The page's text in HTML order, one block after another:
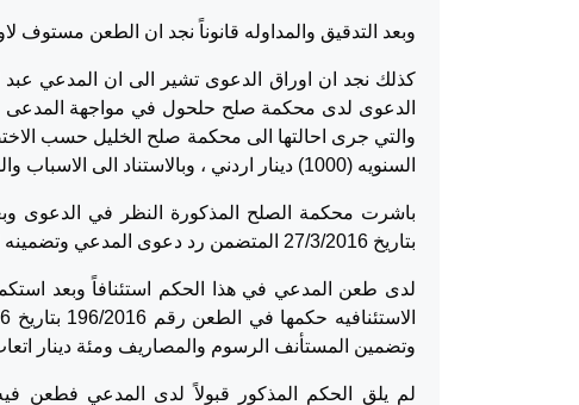
وبعد التدقيق والمداوله قانوناً نجد ان الطعن مستوف
كذلك نجد ان اوراق الدعوى تشير الى ان المدعي عبد
السنويه (1000) دينار اردني ، وبالاستناد الى الاسباب والوقائع الوارده والمذكورة في لائحة الدعوى.
بتاريخ 27/3/2016 المتضمن رد دعوى المدعي وتضمينه الرسوم والمصاريف ومئة دينار اتعاب محاماه.
لدى طعن المدعي في هذا الحكم استئنافاً وبعد
وتضمين المستأنف الرسوم والمصاريف ومئة دينار
لم يلق الحكم المذكور قبولاً لدى المدعي فطعن